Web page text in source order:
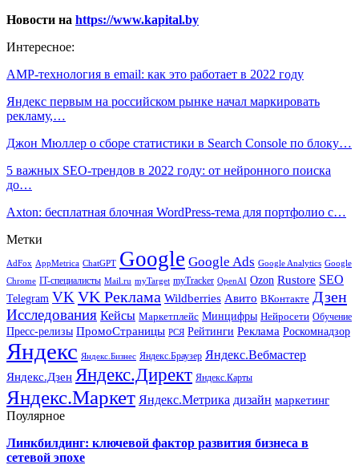
Новости на https://www.kapital.by
Интересное:
AMP-технология в email: как это работает в 2022 году
Яндекс первым на российском рынке начал маркировать
рекламу,…
Джон Мюллер о сборе статистики в Search Console по блоку…
5 важных SEO-трендов в 2022 году: от нейронного поиска
до…
Axton: бесплатная блочная WordPress-тема для портфолио с…
Метки
AdFox AppMetrica ChatGPT Google Google Ads Google Analytics Google
Chrome IT-специалисты Mail.ru myTarget myTracker OpenAI Ozon Rustore SEO
Telegram VK VK Реклама Wildberries Авито ВКонтакте Дзен
Исследования Кейсы Маркетплейс Минцифры Нейросети Обучение
Пресс-релизы ПромоСтраницы РСЯ Рейтинги Реклама Роскомнадзор
Яндекс Яндекс.Бизнес Яндекс.Браузер Яндекс.Вебмастер
Яндекс.Дзен Яндекс.Директ Яндекс.Карты
Яндекс.Маркет Яндекс.Метрика дизайн маркетинг
Поулярное
Линкбилдинг: ключевой фактор развития бизнеса в
сетевой эпохе